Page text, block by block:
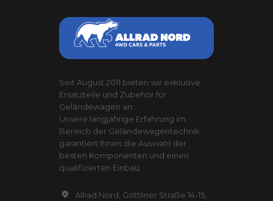
Seit August 2011 bieten wir exklusive
Ersatzteile und Zubehör für
Geländewagen an.
Unsere langjährige Erfahrung im
Bereich der Geländewagentechnik
garantiert Ihnen die Auswahl der
besten Komponenten und einen
qualifizierten Einbau.
Allrad Nord, Göttliner Straße 14-15,